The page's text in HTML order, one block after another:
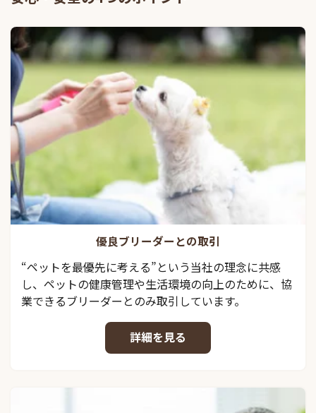
優良ブリーダーとの取引
“ペットを最優先に考える”という当社の理念に共感
し、ペットの健康管理や生活環境の向上のために、協
業できるブリーダーとのみ取引しています。
詳細を見る